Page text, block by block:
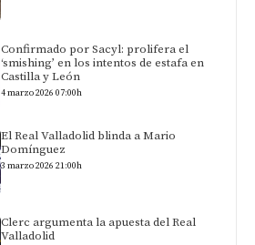
Confirmado por Sacyl: prolifera el
‘smishing’ en los intentos de estafa en
Castilla y León
4 marzo 2026 07:00h
El Real Valladolid blinda a Mario
Domínguez
3 marzo 2026 21:00h
Clerc argumenta la apuesta del Real
Valladolid